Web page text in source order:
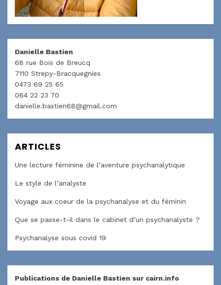
Danielle Bastien
68 rue Bois de Breucq
7110 Strepy-Bracquegnies
0473 69 25 65
064 22 23 70
danielle.bastien68@gmail.com
ARTICLES
Une lecture féminine de l’aventure psychanalytique
Le style de l’analyste
Voyage aux coeur de la psychanalyse et du féminin
Que se passe-t-il dans le cabinet d’un psychanalyste ?
Psychanalyse sous covid 19
Publications de Danielle Bastien sur cairn.info